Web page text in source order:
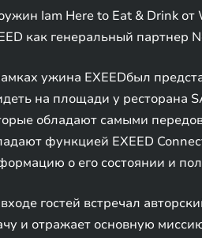
Iam Here to Eat & Drink
как генеральный партнер
ужина EXEEDбыл
на площади у ресторана
обладают самыми
функцией EXEED
о его состоянии и
гостей встречал
и отражает основную